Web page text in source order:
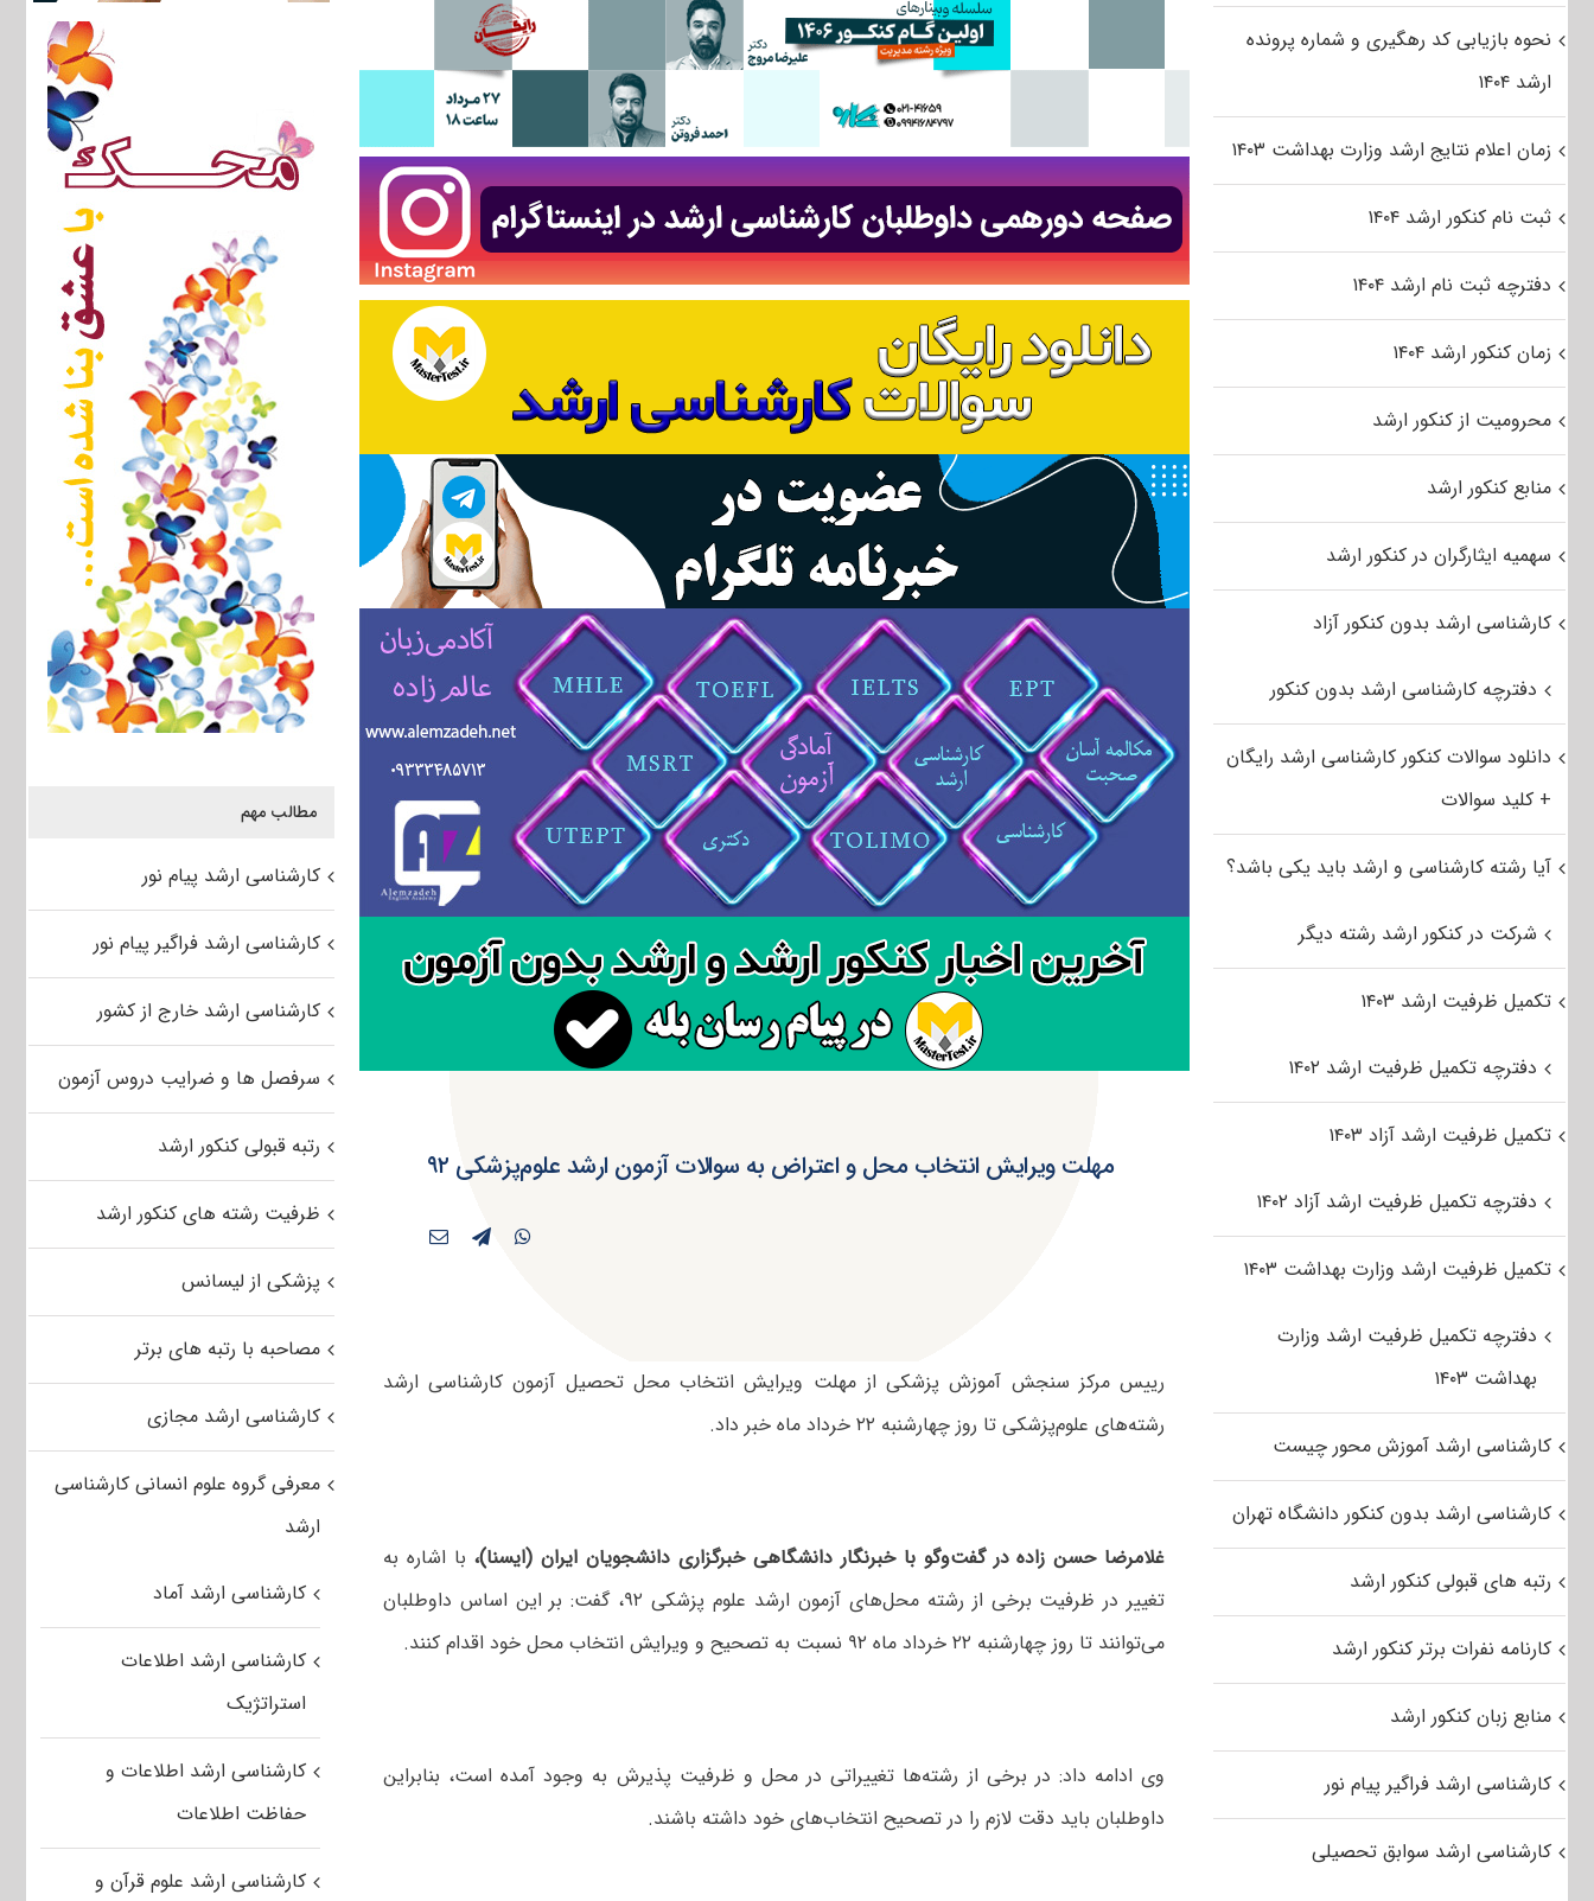
مهلت ویرایش انتخاب محل و اعتراض به سوالات آزمون ارشد علوم‌پزشکی ۹۲
رییس مرکز سنجش آموزش پزشکی از مهلت ویرایش انتخاب محل تحصیل آزمون کارشناسی ارشد
رشته‌های علوم‌پزشکی تا روز چهارشنبه ۲۲ خرداد ماه خبر داد.
غلامرضا حسن زاده در گفت‌وگو با خبرنگار دانشگاهی خبرگزاری دانشجویان ایران (ایسنا)، با اشاره به
تغییر در ظرفیت برخی از رشته محل‌های آزمون ارشد علوم پزشکی ۹۲، گفت: بر این اساس داوطلبان
می‌توانند تا روز چهارشنبه ۲۲ خرداد ماه ۹۲ نسبت به تصحیح و ویرایش انتخاب محل خود اقدام کنند.
وی ادامه داد: در برخی از رشته‌ها تغییراتی در محل و ظرفیت پذیرش به وجود آمده است، بنابراین
داوطلبان باید دقت لازم را در تصحیح انتخاب‌های خود داشته باشند.
مطالب مهم
کارشناسی ارشد پیام نور
کارشناسی ارشد فراگیر پیام نور
کارشناسی ارشد خارج از کشور
سرفصل ها و ضرایب دروس آزمون
رتبه قبولی کنکور ارشد
ظرفیت رشته های کنکور ارشد
پزشکی از لیسانس
مصاحبه با رتبه های برتر
کارشناسی ارشد مجازی
معرفی گروه علوم انسانی کارشناسی
ارشد
کارشناسی ارشد آماد
کارشناسی ارشد اطلاعات
استراتژیک
کارشناسی ارشد اطلاعات و
حفاظت اطلاعات
کارشناسی ارشد علوم قرآن و
نحوه بازیابی کد رهگیری و شماره پرونده
ارشد ۱۴۰۴
زمان اعلام نتایج ارشد وزارت بهداشت ۱۴۰۳
ثبت نام کنکور ارشد ۱۴۰۴
دفترچه ثبت نام ارشد ۱۴۰۴
زمان کنکور ارشد ۱۴۰۴
محرومیت از کنکور ارشد
منابع کنکور ارشد
سهمیه ایثارگران در کنکور ارشد
کارشناسی ارشد بدون کنکور آزاد
دفترچه کارشناسی ارشد بدون کنکور
دانلود سوالات کنکور کارشناسی ارشد رایگان
+ کلید سوالات
آیا رشته کارشناسی و ارشد باید یکی باشد؟
شرکت در کنکور ارشد رشته دیگر
تکمیل ظرفیت ارشد ۱۴۰۳
دفترچه تکمیل ظرفیت ارشد ۱۴۰۲
تکمیل ظرفیت ارشد آزاد ۱۴۰۳
دفترچه تکمیل ظرفیت ارشد آزاد ۱۴۰۲
تکمیل ظرفیت ارشد وزارت بهداشت ۱۴۰۳
دفترچه تکمیل ظرفیت ارشد وزارت
بهداشت ۱۴۰۳
کارشناسی ارشد آموزش محور چیست
کارشناسی ارشد بدون کنکور دانشگاه تهران
رتبه های قبولی کنکور ارشد
کارنامه نفرات برتر کنکور ارشد
منابع زبان کنکور ارشد
کارشناسی ارشد فراگیر پیام نور
کارشناسی ارشد سوابق تحصیلی